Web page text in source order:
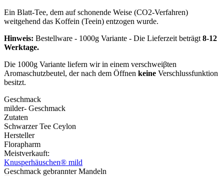
Ein Blatt-Tee, dem auf schonende Weise (CO2-Verfahren)
weitgehend das Koffein (Teein) entzogen wurde.
Hinweis: Bestellware - 1000g Variante - Die Lieferzeit beträgt 8-12
Werktage.
Die 1000g Variante liefern wir in einem verschweiβten
Aromaschutzbeutel, der nach dem Öffnen keine Verschlussfunktion
besitzt.
Geschmack
milder- Geschmack
Zutaten
Schwarzer Tee Ceylon
Hersteller
Florapharm
Meistverkauft:
Knusperhäuschen® mild
Geschmack gebrannter Mandeln